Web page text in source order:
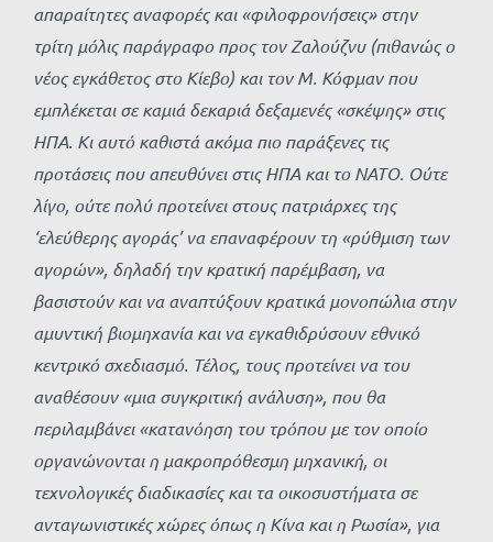
απαραίτητες αναφορές και «φιλοφρονήσεις» στην
τρίτη μόλις παράγραφο προς τον Ζαλούζνυ (πιθανώς ο
νέος εγκάθετος στο Κίεβο) και τον Μ. Κόφμαν που
εμπλέκεται σε καμιά δεκαριά δεξαμενές «σκέψης» στις
ΗΠΑ. Κι αυτό καθιστά ακόμα πιο παράξενες τις
προτάσεις που απευθύνει στις ΗΠΑ και το ΝΑΤΟ. Ούτε
λίγο, ούτε πολύ προτείνει στους πατριάρχες της
‘ελεύθερης αγοράς’ να επαναφέρουν τη «ρύθμιση των
αγορών», δηλαδή την κρατική παρέμβαση, να
βασιστούν και να αναπτύξουν κρατικά μονοπώλια στην
αμυντική βιομηχανία και να εγκαθιδρύσουν εθνικό
κεντρικό σχεδιασμό. Τέλος, τους προτείνει να του
αναθέσουν «μια συγκριτική ανάλυση», που θα
περιλαμβάνει «κατανόηση του τρόπου με τον οποίο
οργανώνονται η μακροπρόθεσμη μηχανική, οι
τεχνολογικές διαδικασίες και τα οικοσυστήματα σε
ανταγωνιστικές χώρες όπως η Κίνα και η Ρωσία», για